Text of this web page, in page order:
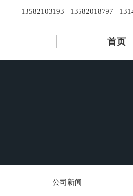
13582103193 13582018797
首页
公司新闻